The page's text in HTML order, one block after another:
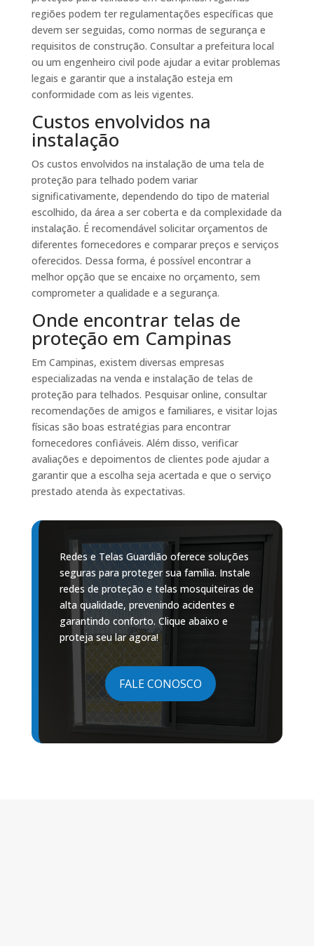
regiões podem ter regulamentações específicas que
devem ser seguidas, como normas de segurança e
requisitos de construção. Consultar a prefeitura local
ou um engenheiro civil pode ajudar a evitar problemas
legais e garantir que a instalação esteja em
conformidade com as leis vigentes.
Custos envolvidos na
instalação
Os custos envolvidos na instalação de uma tela de
proteção para telhado podem variar
significativamente, dependendo do tipo de material
escolhido, da área a ser coberta e da complexidade da
instalação. É recomendável solicitar orçamentos de
diferentes fornecedores e comparar preços e serviços
oferecidos. Dessa forma, é possível encontrar a
melhor opção que se encaixe no orçamento, sem
comprometer a qualidade e a segurança.
Onde encontrar telas de
proteção em Campinas
Em Campinas, existem diversas empresas
especializadas na venda e instalação de telas de
proteção para telhados. Pesquisar online, consultar
recomendações de amigos e familiares, e visitar lojas
físicas são boas estratégias para encontrar
fornecedores confiáveis. Além disso, verificar
avaliações e depoimentos de clientes pode ajudar a
garantir que a escolha seja acertada e que o serviço
prestado atenda às expectativas.
Redes e Telas Guardião oferece soluções
seguras para proteger sua família. Instale
redes de proteção e telas mosquiteiras de
alta qualidade, prevenindo acidentes e
garantindo conforto. Clique abaixo e
proteja seu lar agora!
FALE CONOSCO